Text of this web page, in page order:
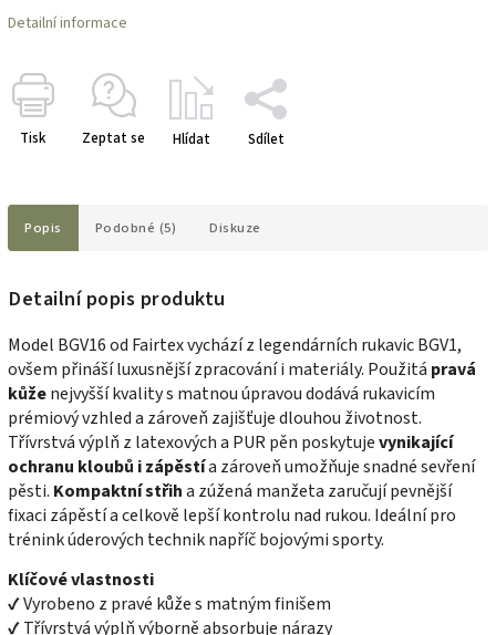
Detailní informace
Tisk Zeptat se Hlídat Sdílet
Popis Podobné (5) Diskuze
Detailní popis produktu
Model BGV16 od Fairtex vychází z legendárních rukavic BGV1,
ovšem přináší luxusnější zpracování i materiály. Použitá pravá
kůženejvyšší kvality s matnou úpravou dodává rukavicím
prémiový vzhled a zároveň zajišťuje dlouhou životnost.
Třívrstvá výplň z latexových a PUR pěn poskytujevynikající
ochranu kloubů i zápěstía zároveň umožňuje snadné sevření
pěsti. Kompaktní střiha zúžená manžeta zaručují pevnější
fixaci zápěstí a celkově lepší kontrolu nad rukou. Ideální pro
trénink úderových technik napříč bojovými sporty.
Klíčové vlastnosti
✔ Vyrobeno z pravé kůže s matným finišem
✔ Třívrstvá výplň výborně absorbuje nárazy